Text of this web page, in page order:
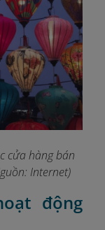
cửa hàng bán
Internet)
động